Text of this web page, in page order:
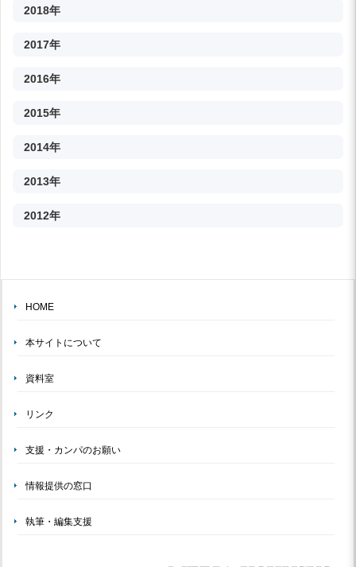
2018年
2017年
2016年
2015年
2014年
2013年
2012年
HOME
本サイトについて
資料室
リンク
支援・カンパのお願い
情報提供の窓口
執筆・編集支援